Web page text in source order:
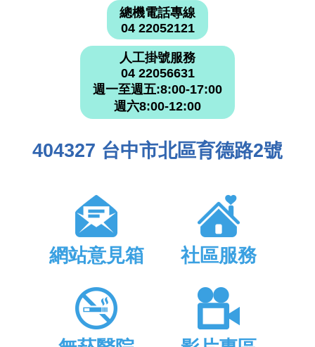
總機電話專線
04 22052121
人工掛號服務
04 22056631
週一至週五:8:00-17:00
週六8:00-12:00
404327 台中市北區育德路2號
網站意見箱 社區服務